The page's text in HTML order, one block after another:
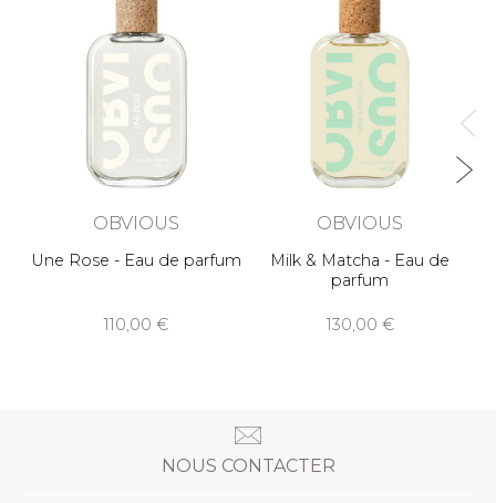
OBVIOUS
Une Rose - Eau de parfum
110,00
OBVIOUS
Milk & Matcha - Eau de
parfum
130,00
NOUS CONTACTER